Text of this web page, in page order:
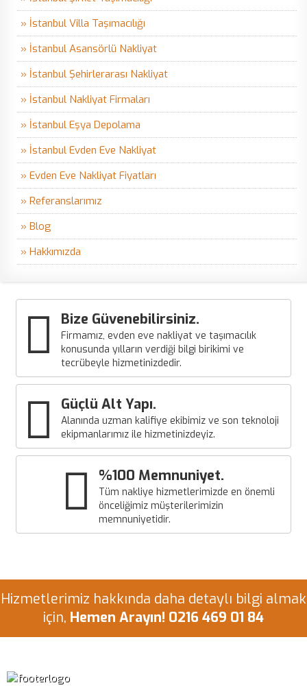
» İstanbul Villa Taşımacılığı
» İstanbul Asansörlü Nakliyat
» İstanbul Şehirlerarası Nakliyat
» İstanbul Nakliyat Firmaları
» İstanbul Eşya Depolama
» İstanbul Evden Eve Nakliyat
» Evden Eve Nakliyat Fiyatları
» Referanslarımız
» Blog
» Hakkımızda
Bize Güvenebilirsiniz.
Firmamız, evden eve nakliyat ve taşımacılık
konusunda yılların verdiği bilgi birikimi ve
tecrübeyle hizmetinizdedir.
Güçlü Alt Yapı.
Alanında uzman kalifiye ekibimiz ve son teknoloji
ekipmanlarımız ile hizmetinizdeyiz.
%100 Memnuniyet.
Tüm nakliye hizmetlerimizde en önemli
önceliğimiz müşterilerimizin
memnuniyetidir.
Hizmetlerimiz hakkında daha detaylı bilgi almak
için, Hemen Arayın! 0216 469 01 84